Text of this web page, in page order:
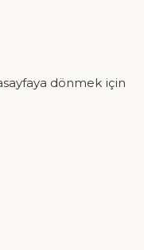
dönmek için